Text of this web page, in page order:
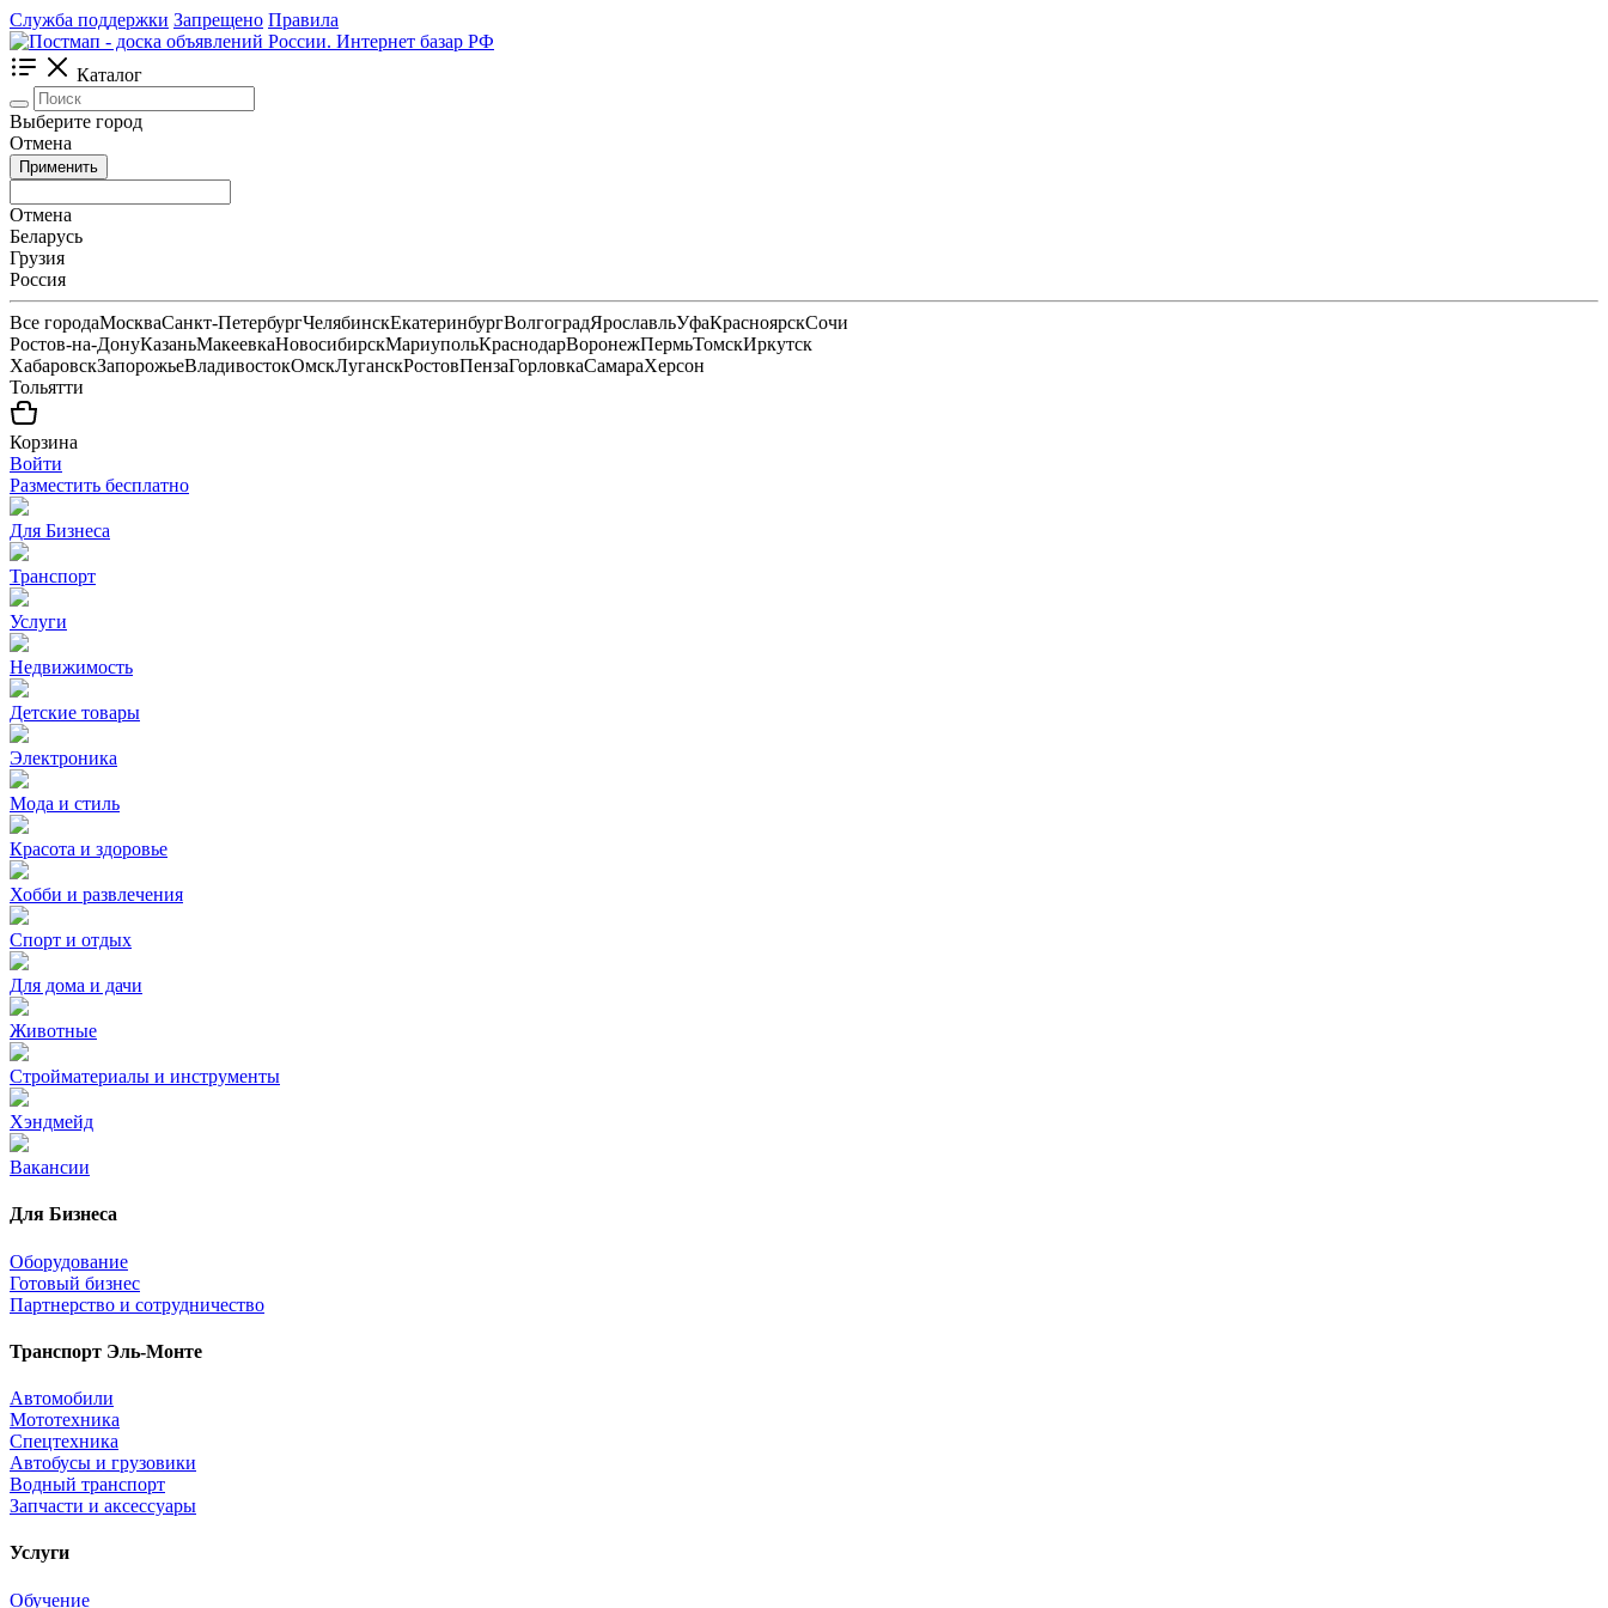
Служба поддержки Запрещено Правила
Каталог
Выберите город
Отмена
Применить
Отмена
Беларусь
Грузия
Россия
Все городаМоскваСанкт-ПетербургЧелябинскЕкатеринбургВолгоградЯрославльУфаКрасноярскСочи
Ростов-на-ДонуКазаньМакеевкаНовосибирскМариупольКраснодарВоронежПермьТомскИркутск
ХабаровскЗапорожьеВладивостокОмскЛуганскРостовПензаГорловкаСамараХерсон
Тольятти
Корзина
Войти
Разместить бесплатно
Для Бизнеса
Транспорт
Услуги
Недвижимость
Детские товары
Электроника
Мода и стиль
Красота и здоровье
Хобби и развлечения
Спорт и отдых
Для дома и дачи
Животные
Стройматериалы и инструменты
Хэндмейд
Вакансии
Для Бизнеса
Оборудование
Готовый бизнес
Партнерство и сотрудничество
Транспорт Эль-Монте
Автомобили
Мототехника
Спецтехника
Автобусы и грузовики
Водный транспорт
Запчасти и аксессуары
Услуги
Обучение